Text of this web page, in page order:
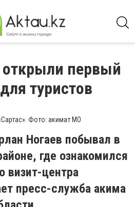
открыли первый
туристов
Фото: акимат МО
Ногаев побывал в
где ознакомился
визит-центра
пресс-служба акима